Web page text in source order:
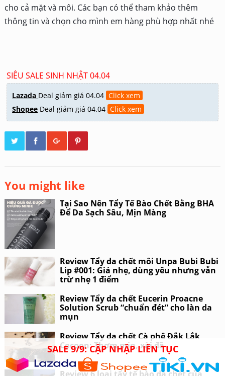
cho cả mặt và môi. Các bạn có thể tham khảo thêm
thông tin và chọn cho mình em hàng phù hợp nhất nhé
SIÊU SALE SINH NHẬT 04.04
Lazada Deal giảm giá 04.04 Click xem
Shopee Deal giảm giá 04.04 Click xem
You might like
Tại Sao Nên Tẩy Tế Bào Chết Bằng BHA
Để Da Sạch Sâu, Mịn Màng
Review Tẩy da chết môi Unpa Bubi Bubi
Lip #001: Giá nhẹ, dùng yêu nhưng vẫn
trừ nhẹ 1 điểm
Review Tẩy da chết Eucerin Proacne
Solution Scrub “chuẩn đét” cho làn da
mụn
Review Tẩy da chết Cà phê Đắk Lắk
Cocoon: Thơm mịn, xài đã
SALE 9/9: CẬP NHẬP LIÊN TỤC